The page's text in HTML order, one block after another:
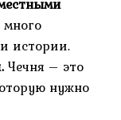
истории.
Чечня – это
нужно